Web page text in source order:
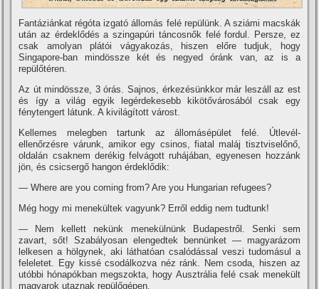
Fantáziánkat régóta izgató állomás felé repülünk. A sziámi macskák
után az érdeklődés a szingapúri táncosnők felé fordul. Persze, ez
csak amolyan plátói vágyakozás, hiszen előre tudjuk, hogy
Singapore-ban mindössze két és negyed óránk van, az is a
repülőtéren.
Az út mindössze, 3 órás. Sajnos, érkezésünkkor már leszáll az est
és í­gy a világ egyik legérdekesebb kikötővárosából csak egy
fénytengert látunk. A kivilágí­tott várost.
Kellemes melegben tartunk az állomásépület felé. Útlevél-
ellenőrzésre várunk, amikor egy csinos, fiatal maláj tisztviselőnő,
oldalán csaknem derékig felvágott ruhájában, egyenesen hozzánk
jön, és csicsergő hangon érdeklődik:
— Where are you coming from? Are you Hungarian refugees?
Még hogy mi menekültek vagyunk? Erről eddig nem tudtunk!
— Nem kellett nekünk menekülnünk Budapestről. Senki sem
zavart, sőt! Szabályosan elengedtek bennünket — magyarázom
lelkesen a hölgynek, aki láthatóan csalódással veszi tudomásul a
feleletet. Egy kissé csodálkozva néz ránk. Nem csoda, hiszen az
utóbbi hónapókban megszokta, hogy Ausztrália felé csak menekült
magyarok utaznak repülőgépen.